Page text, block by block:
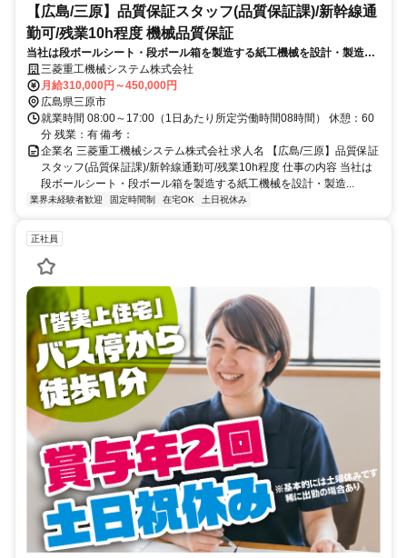
【広島/三原】品質保証スタッフ(品質保証課)/新幹線通
勤可/残業10h程度 機械品質保証
当社は段ボールシート・段ボール箱を製造する紙工機械を設計・製造・
販売しております。紙工機械におけるプロセスを最適に維持改善する品
質保証業務と、製品の品質を確認・作り込む品質管理業務を行う部門で
す。
三菱重工機械システム株式会社
月給310,000円～450,000円
広島県三原市
就業時間 08:00～17:00（1日あたり所定労働時間08時間） 休憩：60
分 残業：有 備考：
企業名 三菱重工機械システム株式会社 求人名 【広島/三原】品質保証
スタッフ(品質保証課)/新幹線通勤可/残業10h程度 仕事の内容 当社は
段ボールシート・段ボール箱を製造する紙工機械を設計・製造...
業界未経験者歓迎 固定時間制 在宅OK 土日祝休み
正社員